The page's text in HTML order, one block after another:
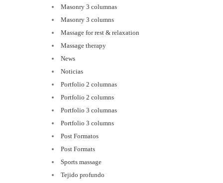
Masonry 3 columnas
Masonry 3 columns
Massage for rest & relaxation
Massage therapy
News
Noticias
Portfolio 2 columnas
Portfolio 2 columns
Portfolio 3 columnas
Portfolio 3 columns
Post Formatos
Post Formats
Sports massage
Tejido profundo